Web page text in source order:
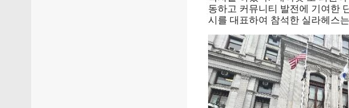
동하고 커뮤니티 발전에 기여한
시를 대표하여 참석한 실라헤스